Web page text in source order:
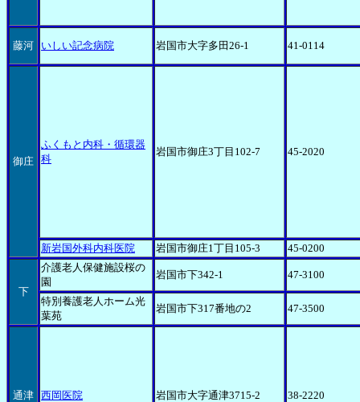
藤河 いしい記念病院 岩国市大字多田26-1 41-0114
御庄
ふくもと内科・循環器
科
岩国市御庄3丁目102-7 45-2020
新岩国外科内科医院 岩国市御庄1丁目105-3 45-0200
下
介護老人保健施設桜の
園
岩国市下342-1 47-3100
特別養護老人ホーム光
葉苑
岩国市下317番地の2 47-3500
通津 西岡医院 岩国市大字通津3715-2 38-2220